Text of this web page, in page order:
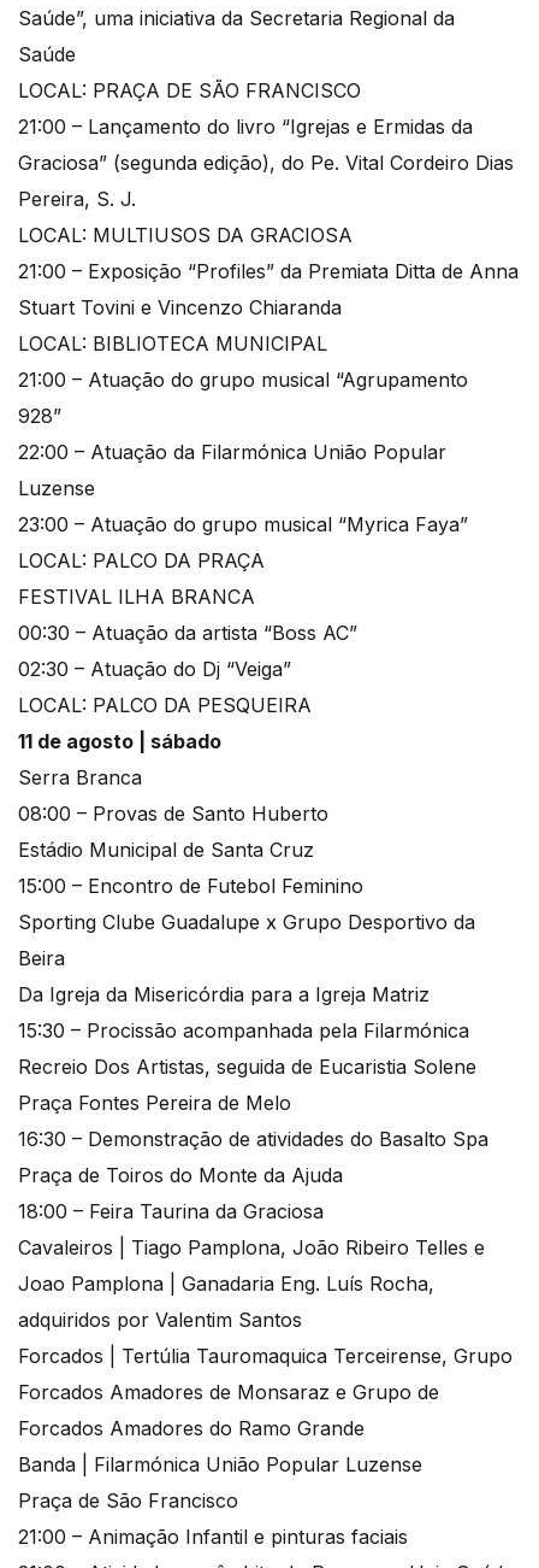
Saúde”, uma iniciativa da Secretaria Regional da
Saúde
LOCAL: PRAÇA DE SÃO FRANCISCO
21:00 – Lançamento do livro “Igrejas e Ermidas da
Graciosa” (segunda edição), do Pe. Vital Cordeiro Dias
Pereira, S. J.
LOCAL: MULTIUSOS DA GRACIOSA
21:00 – Exposição “Profiles” da Premiata Ditta de Anna
Stuart Tovini e Vincenzo Chiaranda
LOCAL: BIBLIOTECA MUNICIPAL
21:00 – Atuação do grupo musical “Agrupamento
928”
22:00 – Atuação da Filarmónica União Popular
Luzense
23:00 – Atuação do grupo musical “Myrica Faya”
LOCAL: PALCO DA PRAÇA
FESTIVAL ILHA BRANCA
00:30 – Atuação da artista “Boss AC”
02:30 – Atuação do Dj “Veiga”
LOCAL: PALCO DA PESQUEIRA
11 de agosto | sábado
Serra Branca
08:00 – Provas de Santo Huberto
Estádio Municipal de Santa Cruz
15:00 – Encontro de Futebol Feminino
Sporting Clube Guadalupe x Grupo Desportivo da
Beira
Da Igreja da Misericórdia para a Igreja Matriz
15:30 – Procissão acompanhada pela Filarmónica
Recreio Dos Artistas, seguida de Eucaristia Solene
Praça Fontes Pereira de Melo
16:30 – Demonstração de atividades do Basalto Spa
Praça de Toiros do Monte da Ajuda
18:00 – Feira Taurina da Graciosa
Cavaleiros | Tiago Pamplona, João Ribeiro Telles e
Joao Pamplona | Ganadaria Eng. Luís Rocha,
adquiridos por Valentim Santos
Forcados | Tertúlia Tauromaquica Terceirense, Grupo
Forcados Amadores de Monsaraz e Grupo de
Forcados Amadores do Ramo Grande
Banda | Filarmónica União Popular Luzense
Praça de São Francisco
21:00 – Animação Infantil e pinturas faciais